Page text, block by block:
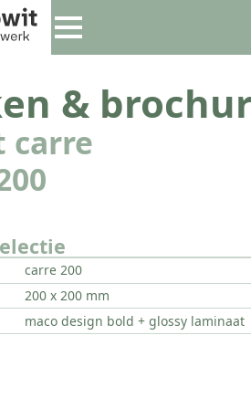
&
carre
carre 200
200 x 200 mm
maco design bold + glossy laminaat